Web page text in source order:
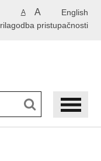
English
A A
pristupačnosti